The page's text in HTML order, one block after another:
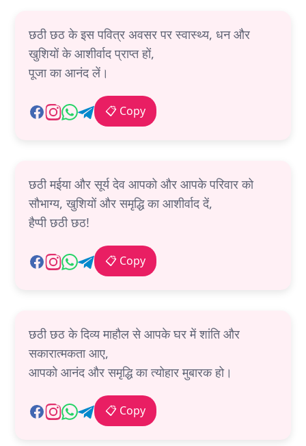
छठी छठ के इस पवित्र अवसर पर स्वास्थ्य, धन और
खुशियों के आशीर्वाद प्राप्त हों,
पूजा का आनंद लें।
📋 Copy
छठी मईया और सूर्य देव आपको और आपके परिवार को
सौभाग्य, खुशियों और समृद्धि का आशीर्वाद दें,
हैप्पी छठी छठ!
📋 Copy
छठी छठ के दिव्य माहौल से आपके घर में शांति और
सकारात्मकता आए,
आपको आनंद और समृद्धि का त्योहार मुबारक हो।
📋 Copy